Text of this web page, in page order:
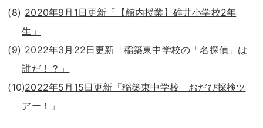
2020年9月1日更新「【館内授業】碓井小学校2年
生」
2022年3月22日更新「稲築東中学校の「名探偵」は
誰だ！？」
2022年5月15日更新「稲築東中学校 おだび探検ツ
アー！」